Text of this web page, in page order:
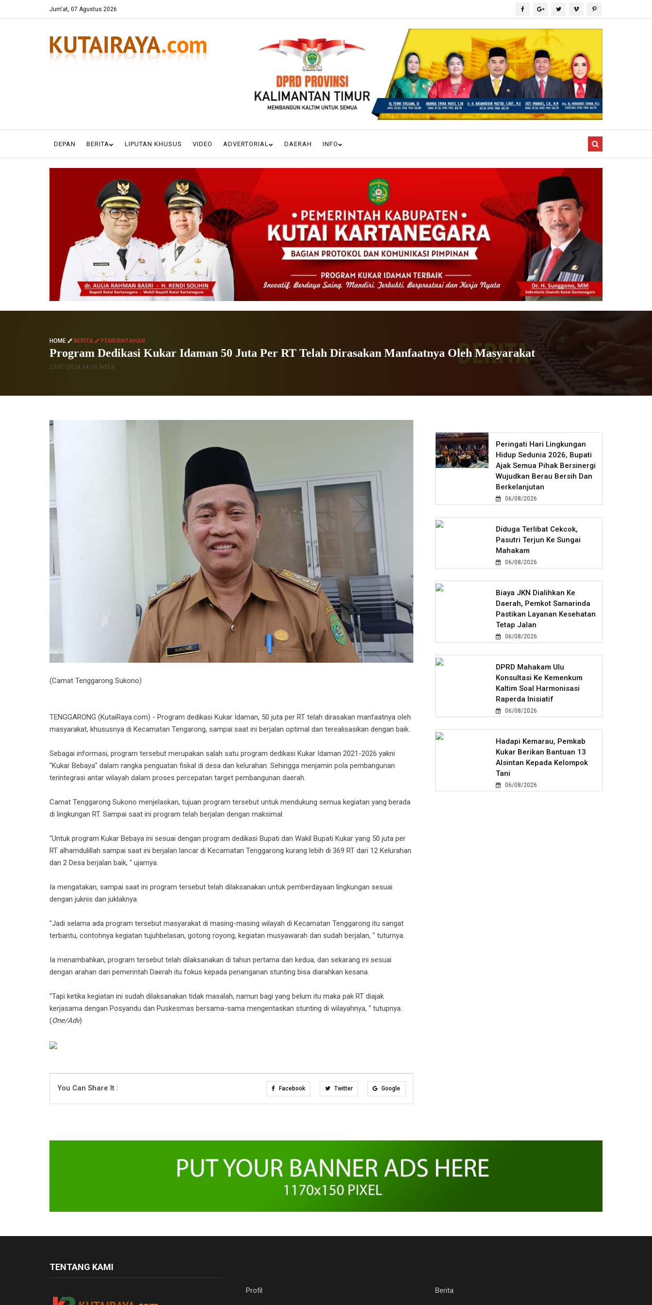
Jum'at, 07 Agustus 2026
DEPAN BERITA LIPUTAN KHUSUS VIDEO ADVERTORIAL DAERAH INFO
HOME BERITA PEMERINTAHAN
Program Dedikasi Kukar Idaman 50 Juta Per RT Telah Dirasakan Manfaatnya Oleh Masyarakat
23/07/2024 14:16 WITA
(Camat Tenggarong Sukono)
TENGGARONG (KutaiRaya.com) - Program dedikasi Kukar Idaman, 50 juta per RT telah dirasakan manfaatnya oleh
masyarakat, khususnya di Kecamatan Tengarong, sampai saat ini berjalan optimal dan terealisasikan dengan baik.
Sebagai informasi, program tersebut merupakan salah satu program dedikasi Kukar Idaman 2021-2026 yakni
"Kukar Bebaya" dalam rangka penguatan fiskal di desa dan kelurahan. Sehingga menjamin pola pembangunan
terintegrasi antar wilayah dalam proses percepatan target pembangunan daerah.
Camat Tenggarong Sukono menjelaskan, tujuan program tersebut untuk mendukung semua kegiatan yang berada
di lingkungan RT. Sampai saat ini program telah berjalan dengan maksimal.
"Untuk program Kukar Bebaya ini sesuai dengan program dedikasi Bupati dan Wakil Bupati Kukar yang 50 juta per
RT alhamdulillah sampai saat ini berjalan lancar di Kecamatan Tenggarong kurang lebih di 369 RT dari 12 Kelurahan
dan 2 Desa berjalan baik, " ujarnya.
Ia mengatakan, sampai saat ini program tersebut telah dilaksanakan untuk pemberdayaan lingkungan sesuai
dengan juknis dan juklaknya.
"Jadi selama ada program tersebut masyarakat di masing-masing wilayah di Kecamatan Tenggarong itu sangat
terbantu, contohnya kegiatan tujuhbelasan, gotong royong, kegiatan musyawarah dan sudah berjalan, " tuturnya.
Ia menambahkan, program tersebut telah dilaksanakan di tahun pertama dan kedua, dan sekarang ini sesuai
dengan arahan dari pemerintah Daerah itu fokus kepada penanganan stunting bisa diarahkan kesana.
"Tapi ketika kegiatan ini sudah dilaksanakan tidak masalah, namun bagi yang belum itu maka pak RT diajak
kerjasama dengan Posyandu dan Puskesmas bersama-sama mengentaskan stunting di wilayahnya, " tutupnya.
(One/Adv)
You Can Share It : Facebook Twitter Google
Peringati Hari Lingkungan
Hidup Sedunia 2026, Bupati
Ajak Semua Pihak Bersinergi
Wujudkan Berau Bersih Dan
Berkelanjutan
06/08/2026
Diduga Terlibat Cekcok,
Pasutri Terjun Ke Sungai
Mahakam
06/08/2026
Biaya JKN Dialihkan Ke
Daerah, Pemkot Samarinda
Pastikan Layanan Kesehatan
Tetap Jalan
06/08/2026
DPRD Mahakam Ulu
Konsultasi Ke Kemenkum
Kaltim Soal Harmonisasi
Raperda Inisiatif
06/08/2026
Hadapi Kemarau, Pemkab
Kukar Berikan Bantuan 13
Alsintan Kepada Kelompok
Tani
06/08/2026
TENTANG KAMI
Profil Berita